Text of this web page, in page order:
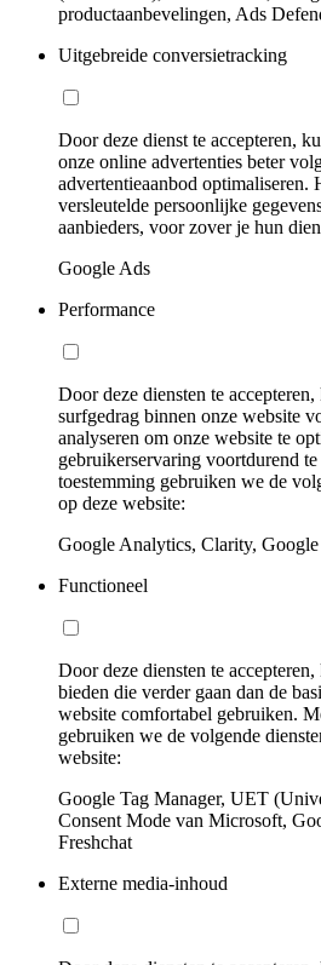
productaanbevelingen, Ads
Uitgebreide conversietracking
Door deze dienst te accepteren,
onze online advertenties beter
advertentieaanbod
versleutelde persoonlijke
aanbieders, voor zover je hun
Google Ads
Performance
Door deze diensten te
surfgedrag binnen onze website
analyseren om onze website te
gebruikerservaring voortdurend
toestemming gebruiken we de
op deze website:
Google Analytics, Clarity,
Functioneel
Door deze diensten te
bieden die verder gaan dan de
website comfortabel gebruiken.
gebruiken we de volgende
website:
Google Tag Manager, UET
Consent Mode van Microsoft,
Freshchat
Externe media-inhoud